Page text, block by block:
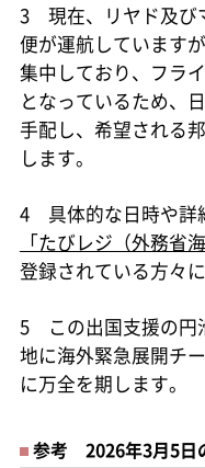
3 現在、リヤド及び
便が運航しています
集中しており、フラ
となっているため、
手配し、希望される
します。
4 具体的な日時や詳
「たびレジ（外務省
登録されている方々
5 この出国支援の円
地に海外緊急展開チ
に万全を期します。
参考 2026年3月5日